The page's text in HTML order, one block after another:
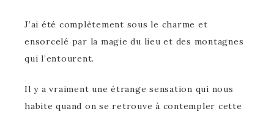
J’ai été complètement sous le charme et
ensorcelé par la magie du lieu et des montagnes
qui l’entourent.
Il y a vraiment une étrange sensation qui nous
habite quand on se retrouve à contempler cette